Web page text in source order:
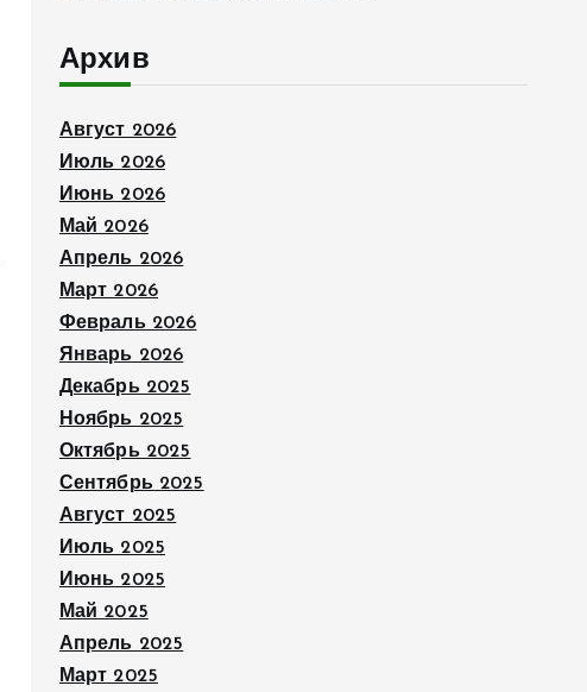
Архив
Август 2026
Июль 2026
Июнь 2026
Май 2026
Апрель 2026
Март 2026
Февраль 2026
Январь 2026
Декабрь 2025
Ноябрь 2025
Октябрь 2025
Сентябрь 2025
Август 2025
Июль 2025
Июнь 2025
Май 2025
Апрель 2025
Март 2025